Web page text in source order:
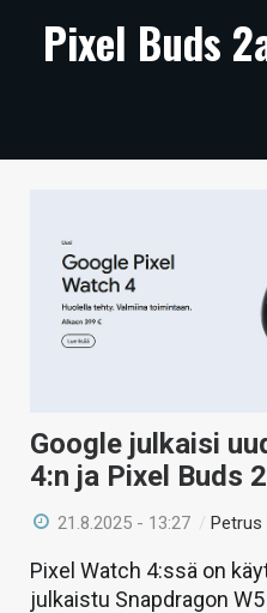
ARTIKKELIT
TECHBBS
HINTA.FI
KAUPPA
HAKU
Pixel Buds
Google julkaisi
4:n ja Pixel Buds
21.8.2025 - 13:27 /Petrus
Pixel Watch 4:ssä on
julkaistu Snapdragon